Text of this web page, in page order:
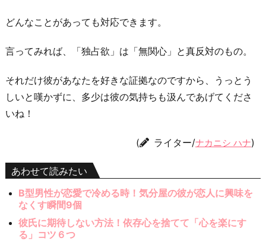
どんなことがあっても対応できます。
言ってみれば、「独占欲」は「無関心」と真反対のもの。
それだけ彼があなたを好きな証拠なのですから、うっとう
しいと嘆かずに、多少は彼の気持ちも汲んであげてくださ
いね！
( ライター/ナカニシ ハナ)
あわせて読みたい
B型男性が恋愛で冷める時！気分屋の彼が恋人に興味を
なくす瞬間9個
彼氏に期待しない方法！依存心を捨てて「心を楽にす
る」コツ６つ